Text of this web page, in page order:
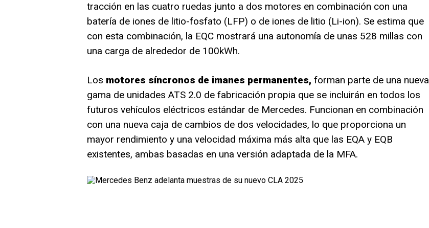
tracción en las cuatro ruedas junto a dos motores en combinación con una
batería de iones de litio-fosfato (LFP) o de iones de litio (Li-ion). Se estima que
con esta combinación, la EQC mostrará una autonomía de unas 528 millas con
una carga de alrededor de 100kWh.
Los motores síncronos de imanes permanentes, forman parte de una nueva
gama de unidades ATS 2.0 de fabricación propia que se incluirán en todos los
futuros vehículos eléctricos estándar de Mercedes. Funcionan en combinación
con una nueva caja de cambios de dos velocidades, lo que proporciona un
mayor rendimiento y una velocidad máxima más alta que las EQA y EQB
existentes, ambas basadas en una versión adaptada de la MFA.